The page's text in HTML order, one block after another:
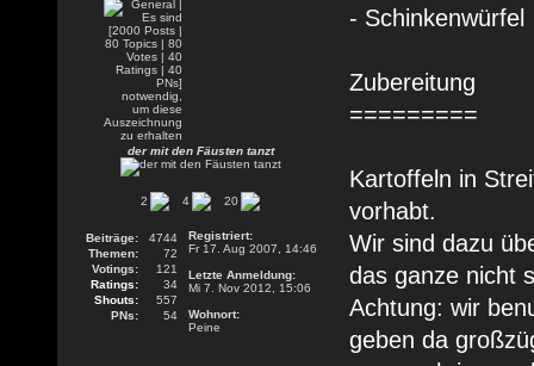
der mit den Fäusten tanzt
2 4 20
Beiträge:
4744
Themen:
72
Votings:
121
Ratings:
34
Shouts:
557
PNs:
54
Registriert:
Fr 17. Aug 2007, 14:46
Letzte Anmeldung:
Mi 7. Nov 2012, 15:06
Wohnort:
Peine
- Schinkenwürfel
Zubereitung
=========
Kartoffeln in
vorhabt.
Wir sind dazu
das ganze nicht
Achtung: wir
geben da